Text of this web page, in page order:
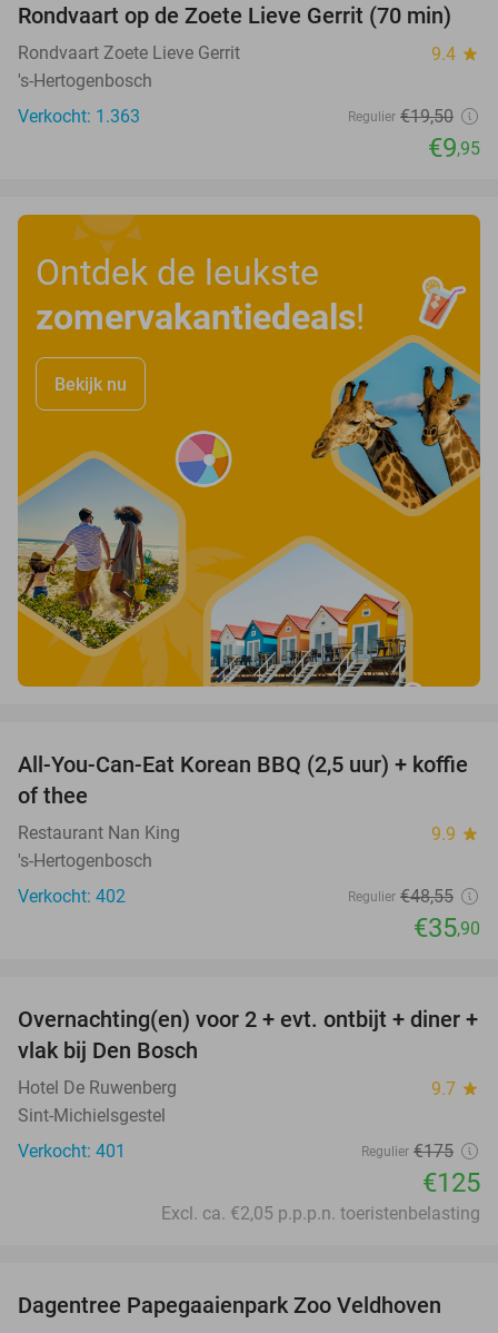
49%
Rondvaart op de Zoete Lieve Gerrit (70 min)
Rondvaart Zoete Lieve Gerrit 9.4 star
's-Hertogenbosch
Verkocht: 1.363
Regulier €19,50
€9,95
Ontdek de leukste
zomervakantiedeals!
Bekijk nu
26%
All-You-Can-Eat Korean BBQ (2,5 uur) + koffie
of thee
Restaurant Nan King 9.9 star
's-Hertogenbosch
Verkocht: 402
Regulier €48,55
€35,90
29%
Overnachting(en) voor 2 + evt. ontbijt + diner +
vlak bij Den Bosch
Hotel De Ruwenberg 9.7 star
Sint-Michielsgestel
Verkocht: 401
Regulier €175
€125
Excl. ca. €2,05 p.p.p.n. toeristenbelasting
26%
Dagentree Papegaaienpark Zoo Veldhoven